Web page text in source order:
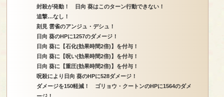
封殺が発動！ 日向 葵はこのターン行動できない！
追撃…なし！
刻見 雲雀のアンジュ・デシュ！
日向 葵のHPに1257のダメージ！
日向 葵に【石化(効果時間2倍)】を付与！
日向 葵に【呪い(効果時間2倍)】を付与！
日向 葵に【重圧(効果時間2倍)】を付与！
呪殺により日向 葵のHPに528ダメージ！
ダメージを150軽減！ ゴリョウ・クートンのHPに1564のダメ